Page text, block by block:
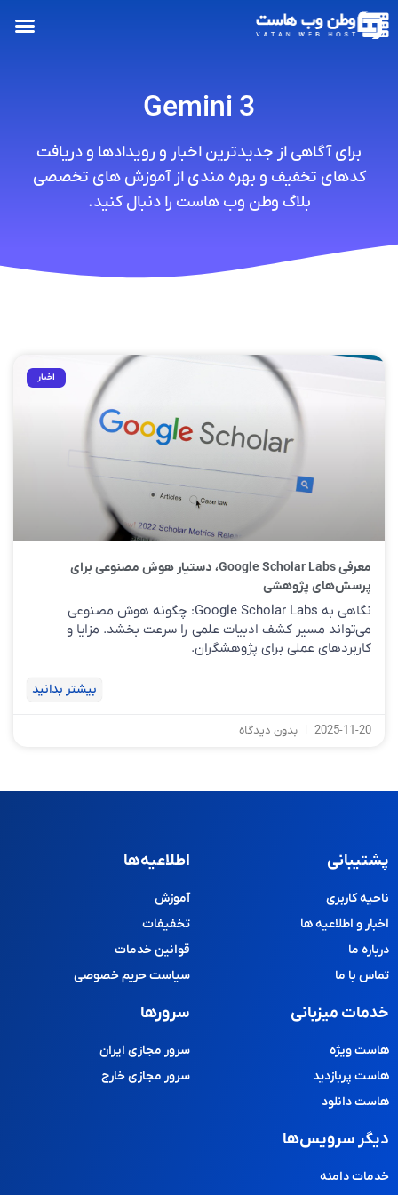
Gemini 3
برای آگاهی از جدیدترین اخبار و رویدادها و دریافت
کدهای تخفیف و بهره مندی از آموزش های تخصصی
بلاگ وطن وب هاست را دنبال کنید.
اخبار
معرفی Google Scholar Labs، دستیار هوش مصنوعی برای
پرسش‌های پژوهشی
نگاهی به Google Scholar Labs: چگونه هوش مصنوعی
می‌تواند مسیر کشف ادبیات علمی را سرعت بخشد. مزایا و
کاربردهای عملی برای پژوهشگران.
بیشتر بدانید
2025-11-20 بدون دیدگاه
پشتیبانی
ناحیه کاربری
اخبار و اطلاعیه ها
درباره ما
تماس با ما
اطلاعیه‌ها
آموزش
تخفیفات
قوانین خدمات
سیاست حریم خصوصی
خدمات میزبانی
هاست ویژه
هاست پربازدید
هاست دانلود
سرورها
سرور مجازی ایران
سرور مجازی خارج
دیگر سرویس‌ها
خدمات دامنه